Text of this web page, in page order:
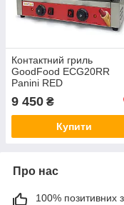
Контактний гриль
GoodFood ECG20RR
Panini RED
9 450 ₴
Купити
Про нас
100% позитивних з